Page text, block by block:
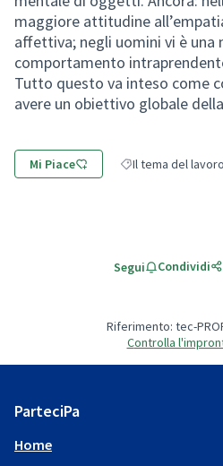
maggiore attitudine
affettiva; negli uomini vi è una
comportamento
Tutto questo va inteso come
avere un obiettivo globale
Mi Piace Filtra i risultati per
Il tema del
Segui Condividi
Riferimento: tec-
Controlla
ParteciPa
Home